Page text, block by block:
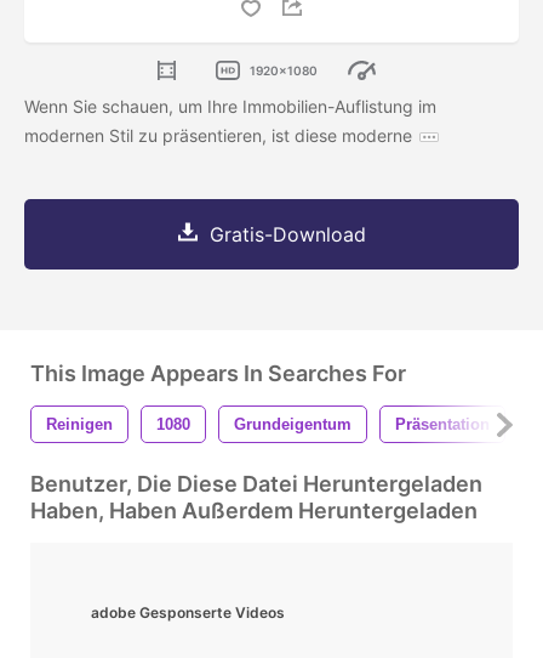
1920x1080
Wenn Sie schauen, um Ihre Immobilien-Auflistung im
modernen Stil zu präsentieren, ist diese moderne
Gratis-Download
This Image Appears In Searches For
Reinigen 1080 Grundeigentum Präsentation
Benutzer, Die Diese Datei Heruntergeladen
Haben, Haben Außerdem Heruntergeladen
adobe Gesponserte Videos